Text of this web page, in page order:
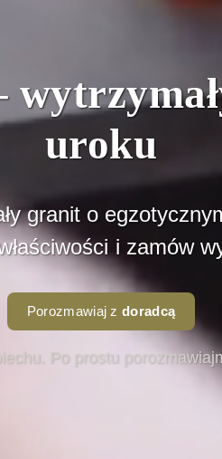
uroku
granit o
i zamów
Porozmawiaj zdoradcą
Po prostu